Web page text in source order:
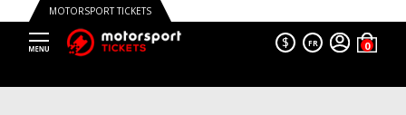
MOTORSPORT TICKETS
$ FR